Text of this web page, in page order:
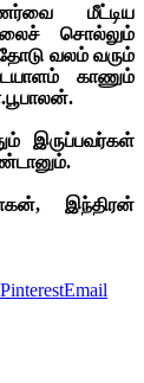
மீட்டிய
சொல்லும்
வலம் வரும்
காணும்
இருப்பவர்கள்
இந்திரன்
PinterestEmail